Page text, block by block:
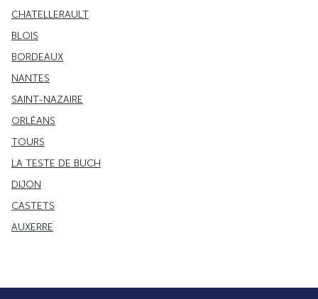
CHATELLERAULT
BLOIS
BORDEAUX
NANTES
SAINT-NAZAIRE
ORLÉANS
TOURS
LA TESTE DE BUCH
DIJON
CASTETS
AUXERRE